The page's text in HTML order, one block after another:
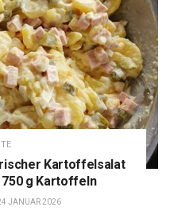
Kartoffelsalat
g Kartoffeln
JANUAR 2026